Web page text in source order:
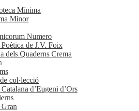
Mínima
Minor
Numero
de J.V. Foix
dels Quaderns Crema
col·lecció
d’Eugeni d’Ors
Gran